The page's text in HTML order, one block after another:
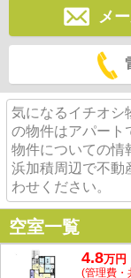
メ
気になるイチオシ
の物件はアパート
物件についての情
浜加積周辺で不動
わせください。
空室一覧
4.8万円
(管理費・